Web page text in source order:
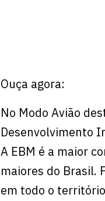
Ouça agora:
No Modo Avião
Desenvolvimento
A EBM é a maior
maiores do Brasil.
em todo o